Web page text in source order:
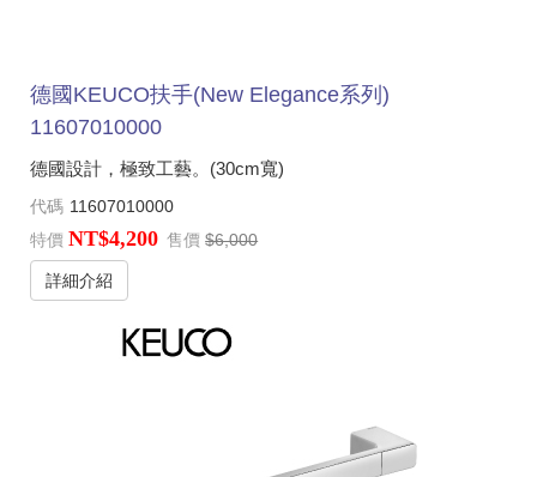
德國KEUCO扶手(New Elegance系列)
11607010000
德國設計，極致工藝。(30cm寬)
代碼 11607010000
特價 NT$4,200 售價 $6,000
詳細介紹